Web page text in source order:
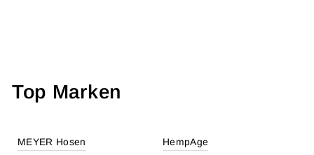
Top Marken
MEYER Hosen HempAge